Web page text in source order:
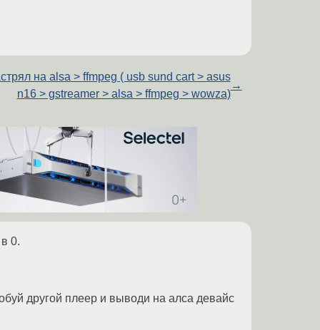
на alsa > ffmpeg ( usb sund cart > asus
n16 > gstreamer > alsa > ffmpeg > wowza)
→
0.
другой плеер и выводи на алса девайс